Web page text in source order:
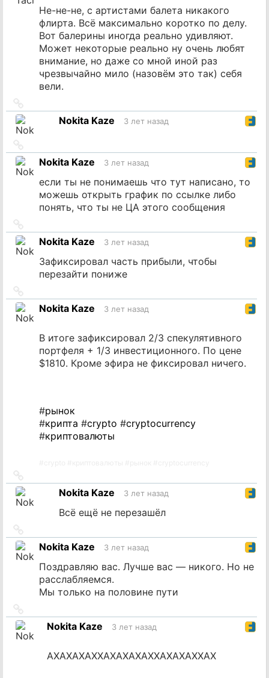
Не-не-не, с артистами балета никакого
флирта. Всё максимально коротко по делу.
Вот балерины иногда реально удивляют.
Может некоторые реально ну очень любят
внимание, но даже со мной иной раз
чрезвычайно мило (назовём это так) себя
вели.
на
источникNokita Kaze 3 лет назад
на
источник
Nokita Kaze 3 лет назад
если ты не понимаешь что тут написано, то
можешь открыть график по ссылке либо
понять, что ты не ЦА этого сообщения
на
источник
Nokita Kaze 3 лет назад
Зафиксировал часть прибыли, чтобы
перезайти пониже
на
источник
Nokita Kaze 3 лет назад
В итоге зафиксировал 2/3 спекулятивного
портфеля + 1/3 инвестиционного. По цене
$1810. Кроме эфира не фиксировал ничего.
#рынок
#крипта #crypto #cryptocurrency
#криптовалюты
на
источникNokita Kaze 3 лет назад
Всё ещё не перезашёл
на
источник
Nokita Kaze 3 лет назад
Поздравляю вас. Лучше вас — никого. Но не
расслабляемся.
Мы только на половине пути
на
источникNokita Kaze 3 лет назад
АХАХАХАХХАХАХАХАХХАХАХАХХАХ